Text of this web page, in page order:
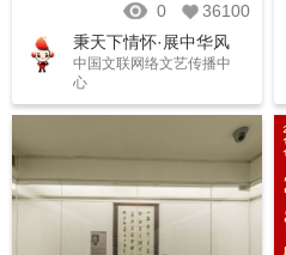
0
36100
秉天下情怀·展中华风
范——中国文联对外
和对港澳台文化交流
成果
中国文联网络文艺传播中
心